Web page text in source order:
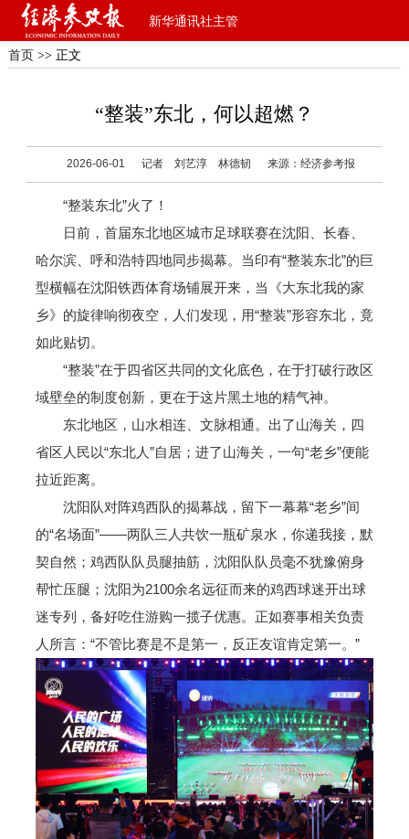
新华通讯社主管
首页 >> 正文
“整装”东北，何以超燃？
2026-06-01 记者 刘艺淳 林德韧 来源：经济参考报
“整装东北”火了！
日前，首届东北地区城市足球联赛在沈阳、长春、
哈尔滨、呼和浩特四地同步揭幕。当印有“整装东北”的巨
型横幅在沈阳铁西体育场铺展开来，当《大东北我的家
乡》的旋律响彻夜空，人们发现，用“整装”形容东北，竟
如此贴切。
“整装”在于四省区共同的文化底色，在于打破行政区
域壁垒的制度创新，更在于这片黑土地的精气神。
东北地区，山水相连、文脉相通。出了山海关，四
省区人民以“东北人”自居；进了山海关，一句“老乡”便能
拉近距离。
沈阳队对阵鸡西队的揭幕战，留下一幕幕“老乡”间
的“名场面”——两队三人共饮一瓶矿泉水，你递我接，默
契自然；鸡西队队员腿抽筋，沈阳队队员毫不犹豫俯身
帮忙压腿；沈阳为2100余名远征而来的鸡西球迷开出球
迷专列，备好吃住游购一揽子优惠。正如赛事相关负责
人所言：“不管比赛是不是第一，反正友谊肯定第一。”